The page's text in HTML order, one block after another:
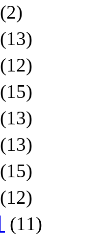
(2)
(13)
(12)
(15)
(13)
(13)
(15)
(12)
(11)